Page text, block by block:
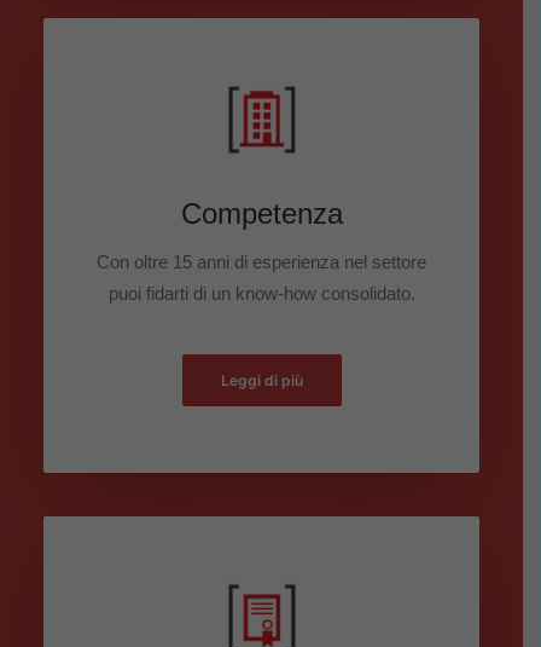
Competenza
Con oltre 15 anni di esperienza nel settore
puoi fidarti di un know-how consolidato.
Leggi di più